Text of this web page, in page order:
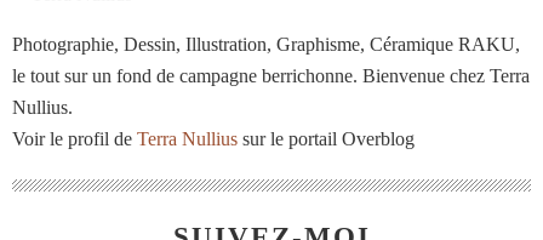
Photographie, Dessin, Illustration, Graphisme, Céramique RAKU,
le tout sur un fond de campagne berrichonne. Bienvenue chez Terra
Nullius.
Voir le profil de Terra Nullius sur le portail Overblog